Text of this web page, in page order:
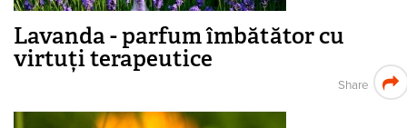
Lavanda - parfum îmbătător cu
virtuți terapeutice
Share